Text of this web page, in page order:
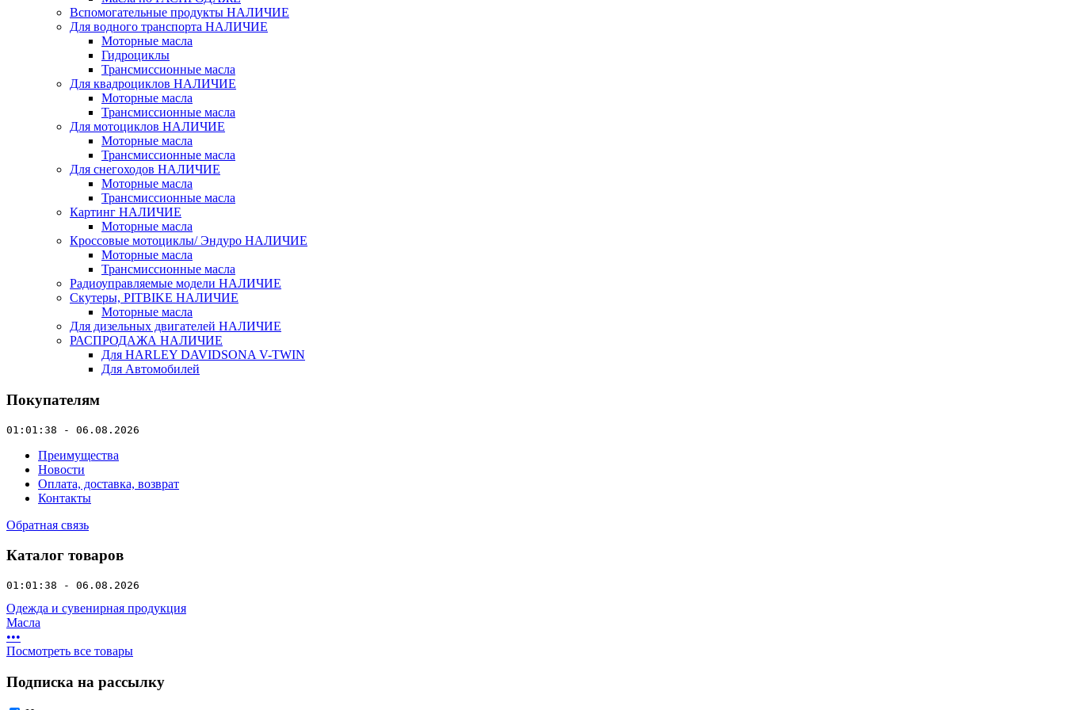
Вспомогательные продукты НАЛИЧИЕ
Для водного транспорта НАЛИЧИЕ
Моторные масла
Гидроциклы
Трансмиссионные масла
Для квадроциклов НАЛИЧИЕ
Моторные масла
Трансмиссионные масла
Для мотоциклов НАЛИЧИЕ
Моторные масла
Трансмиссионные масла
Для снегоходов НАЛИЧИЕ
Моторные масла
Трансмиссионные масла
Картинг НАЛИЧИЕ
Моторные масла
Кроссовые мотоциклы/ Эндуро НАЛИЧИЕ
Моторные масла
Трансмиссионные масла
Радиоуправляемые модели НАЛИЧИЕ
Скутеры, PITBIKE НАЛИЧИЕ
Моторные масла
Для дизельных двигателей НАЛИЧИЕ
РАСПРОДАЖА НАЛИЧИЕ
Для HARLEY DAVIDSONA V-TWIN
Для Автомобилей
Покупателям
01:01:38 - 06.08.2026
Преимущества
Новости
Оплата, доставка, возврат
Контакты
Обратная связь
Каталог товаров
01:01:38 - 06.08.2026
Одежда и сувенирная продукция
Масла
•••
Посмотреть все товары
Подписка на рассылку